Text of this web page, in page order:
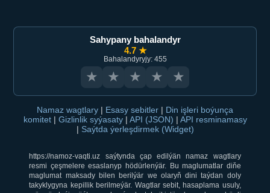
Sahypany bahalandyr
4.7 ★
Bahalandyryjy: 455
★ ★ ★ ★ ★
Namaz wagtlary | Esasy sebitler | Din işleri boýunça
komitet | Gizlinlik syýasaty | API (JSON) | API resminamasy
| Saýtda ýerleşdirmek (Widget)
https://namoz-vaqti.uz saýtynda çap edilýän namaz wagtlary
resmi çeşmelere esaslanyp hödürlenýär. Bu maglumatlar diňe
maglumat maksady bilen berilýär we olaryň dini taýdan doly
takyklygyna kepillik berilmeýär. Wagtlar sebit, hasaplama usuly,